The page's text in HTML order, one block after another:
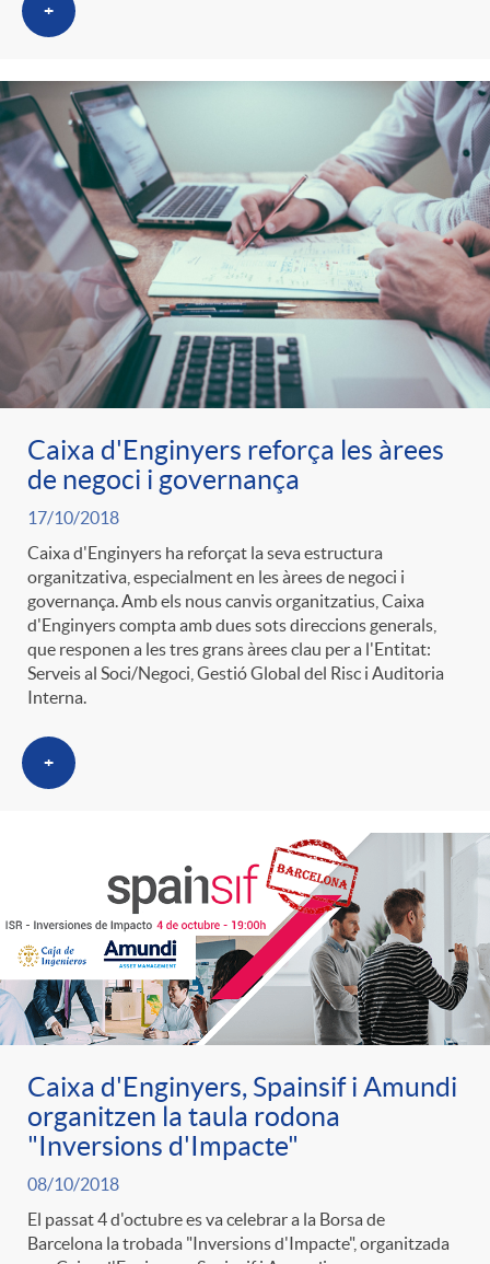
+
Caixa d'Enginyers reforça les àrees
de negoci i governança
17/10/2018
Caixa d'Enginyers ha reforçat la seva estructura
organitzativa, especialment en les àrees de negoci i
governança. Amb els nous canvis organitzatius, Caixa
d'Enginyers compta amb dues sots direccions generals,
que responen a les tres grans àrees clau per a l'Entitat:
Serveis al Soci/Negoci, Gestió Global del Risc i Auditoria
Interna.
+
Caixa d'Enginyers, Spainsif i Amundi
organitzen la taula rodona
"Inversions d'Impacte"
08/10/2018
El passat 4 d'octubre es va celebrar a la Borsa de
Barcelona la trobada "Inversions d'Impacte", organitzada